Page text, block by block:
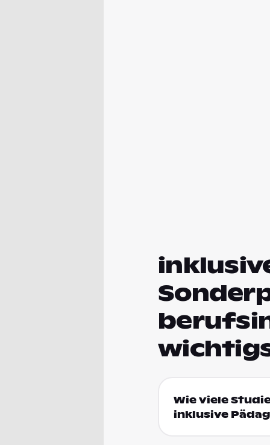
Wie viele
inklusive